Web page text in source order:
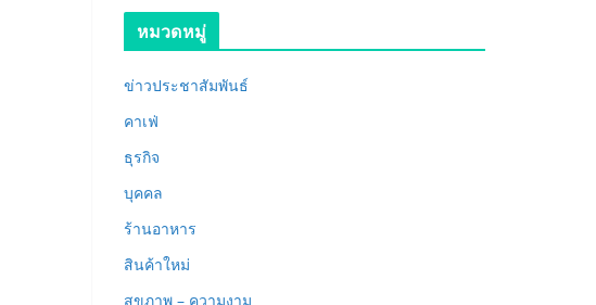
หมวดหมู่
ข่าวประชาสัมพันธ์
คาเฟ่
ธุรกิจ
บุคคล
ร้านอาหาร
สินค้าใหม่
สุขภาพ – ความงาม